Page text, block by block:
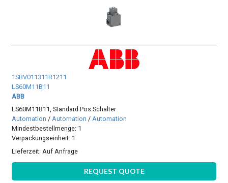
1SBV011311R1211
LS60M11B11
ABB
LS60M11B11, Standard Pos.Schalter
Automation /Automation /Automation
Mindestbestellmenge: 1
Verpackungseinheit: 1
Lieferzeit: Auf Anfrage
REQUEST QUOTE